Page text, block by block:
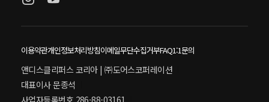
이용약관개인정보처리방침이메일무단수집거부FAQ1:1문의
앤디스클리퍼스 코리아 | ㈜도어스코퍼레이션
대표이사 문종석
사업자등록번호 286-88-03161